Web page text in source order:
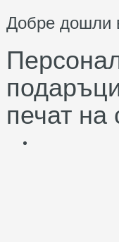
Добре дошли
печат на